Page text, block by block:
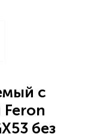
с
без